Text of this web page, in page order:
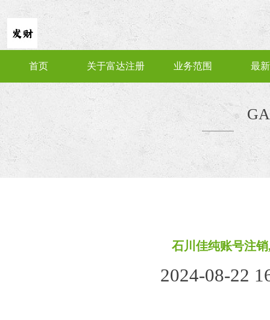
首页 关于富达注册 业务范围 最
石川佳纯账号注
2024-08-22